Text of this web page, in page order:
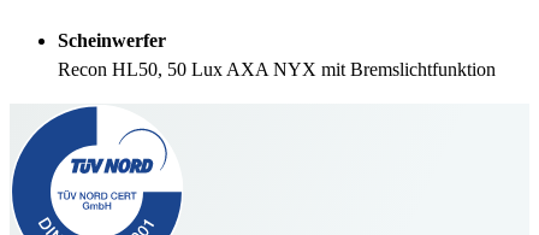
Scheinwerfer
Recon HL50, 50 Lux AXA NYX mit Bremslichtfunktion